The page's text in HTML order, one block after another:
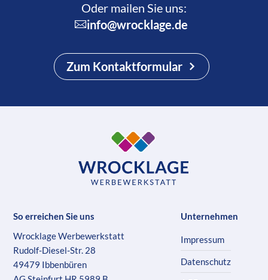
Oder mailen Sie uns:
info@wrocklage.de
Zum Kontaktformular
So erreichen Sie uns
Wrocklage Werbewerkstatt
Rudolf-Diesel-Str. 28
49479 Ibbenbüren
Unternehmen
Impressum
Datenschutz